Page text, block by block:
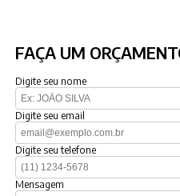
FAÇA UM
Digite seu nome
Digite seu email
Digite seu telefone
Mensagem